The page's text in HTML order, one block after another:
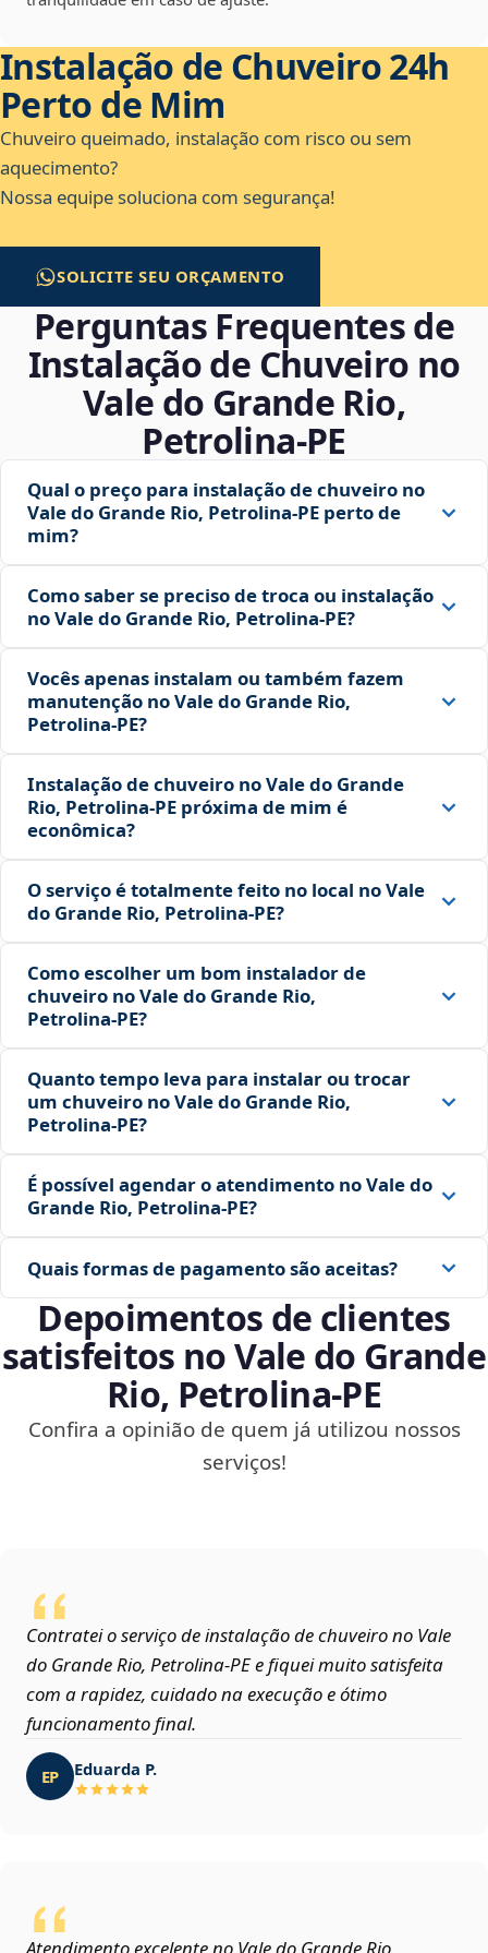
Instalação de Chuveiro 24h
Perto de Mim
Chuveiro queimado, instalação com risco ou sem
aquecimento?
Nossa equipe soluciona com segurança!
SOLICITE SEU ORÇAMENTO
Perguntas Frequentes de
Instalação de Chuveiro no
Vale do Grande Rio,
Petrolina‑PE
Qual o preço para instalação de chuveiro no
Vale do Grande Rio, Petrolina‑PE perto de
mim?
Como saber se preciso de troca ou instalação
no Vale do Grande Rio, Petrolina‑PE?
Vocês apenas instalam ou também fazem
manutenção no Vale do Grande Rio,
Petrolina‑PE?
Instalação de chuveiro no Vale do Grande
Rio, Petrolina‑PE próxima de mim é
econômica?
O serviço é totalmente feito no local no Vale
do Grande Rio, Petrolina‑PE?
Como escolher um bom instalador de
chuveiro no Vale do Grande Rio,
Petrolina‑PE?
Quanto tempo leva para instalar ou trocar
um chuveiro no Vale do Grande Rio,
Petrolina‑PE?
É possível agendar o atendimento no Vale do
Grande Rio, Petrolina‑PE?
Quais formas de pagamento são aceitas?
Depoimentos de clientes
satisfeitos no Vale do Grande
Rio, Petrolina‑PE
Confira a opinião de quem já utilizou nossos
serviços!
Contratei o serviço de instalação de chuveiro no Vale
do Grande Rio, Petrolina‑PE e fiquei muito satisfeita
com a rapidez, cuidado na execução e ótimo
funcionamento final.
EP Eduarda P.